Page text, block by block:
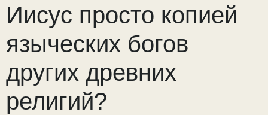
Иисус просто копией
языческих богов
других древних
религий?